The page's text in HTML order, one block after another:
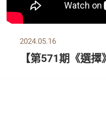
2024.05.16
【第571期《選擇